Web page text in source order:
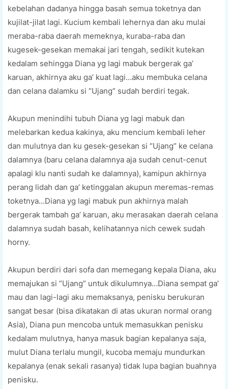
kebelahan dadanya hingga basah semua toketnya dan
kujilat-jilat lagi. Kucium kembali lehernya dan aku mulai
meraba-raba daerah memeknya, kuraba-raba dan
kugesek-gesekan memakai jari tengah, sedikit kutekan
kedalam sehingga Diana yg lagi mabuk bergerak ga’
karuan, akhirnya aku ga’ kuat lagi…aku membuka celana
dan celana dalamku si “Ujang” sudah berdiri tegak.
Akupun menindihi tubuh Diana yg lagi mabuk dan
melebarkan kedua kakinya, aku mencium kembali leher
dan mulutnya dan ku gesek-gesekan si “Ujang” ke celana
dalamnya (baru celana dalamnya aja sudah cenut-cenut
apalagi klu nanti sudah ke dalamnya), kamipun akhirnya
perang lidah dan ga’ ketinggalan akupun meremas-remas
toketnya…Diana yg lagi mabuk pun akhirnya malah
bergerak tambah ga’ karuan, aku merasakan daerah celana
dalamnya sudah basah, kelihatannya nich cewek sudah
horny.
Akupun berdiri dari sofa dan memegang kepala Diana, aku
memajukan si “Ujang” untuk dikulumnya…Diana sempat ga’
mau dan lagi-lagi aku memaksanya, penisku berukuran
sangat besar (bisa dikatakan di atas ukuran normal orang
Asia), Diana pun mencoba untuk memasukkan penisku
kedalam mulutnya, hanya masuk bagian kepalanya saja,
mulut Diana terlalu mungil, kucoba memaju mundurkan
kepalanya (enak sekali rasanya) tidak lupa bagian buahnya
penisku.